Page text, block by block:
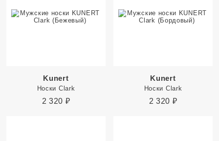
Kunert
Носки Clark
2 320 ₽
Kunert
Носки Clark
2 320 ₽